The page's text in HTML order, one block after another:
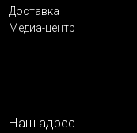
Доставка
Медиа-центр
Наш адрес